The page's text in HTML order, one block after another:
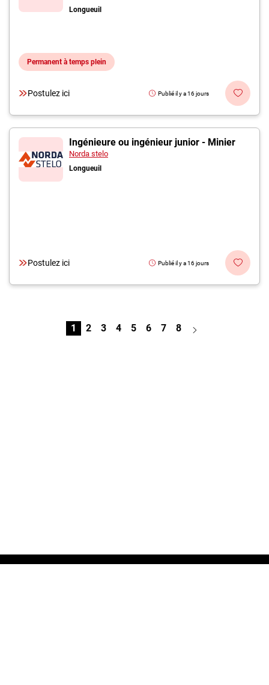
Longueuil
Permanent à temps plein
Postulez ici Publié il y a 16 jours
Ingénieure ou ingénieur junior - Minier
Norda stelo
Longueuil
Postulez ici Publié il y a 16 jours
1 2 3 4 5 6 7 8